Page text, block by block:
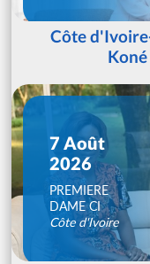
Côte
Koné
7 Août
2026
PREMIERE
DAME CI
Côte d'Ivoire